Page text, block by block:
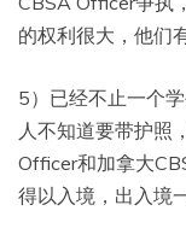
的权利很大，他们
5）已经不止一个
人不知道要带护照
Officer和加拿大
得以入境，出入境